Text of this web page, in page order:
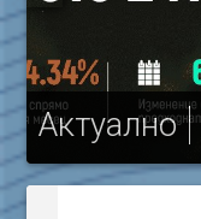
Актуално